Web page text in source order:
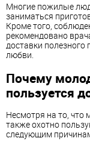
Многие пожилые
заниматься
Кроме того,
рекомендовано
доставки
любви.
Почему
пользуется
Несмотря на то,
также охотно
следующим